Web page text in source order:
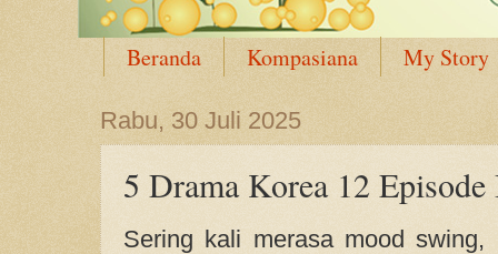
Beranda Kompasiana My Story
Rabu, 30 Juli 2025
5 Drama Korea 12
Sering kali merasa mood